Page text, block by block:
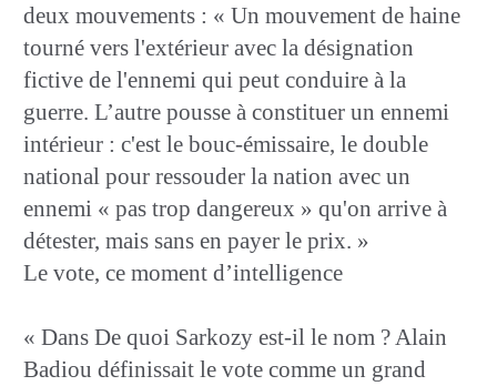
deux mouvements : « Un mouvement de haine
tourné vers l'extérieur avec la désignation
fictive de l'ennemi qui peut conduire à la
guerre. L’autre pousse à constituer un ennemi
intérieur : c'est le bouc-émissaire, le double
national pour ressouder la nation avec un
ennemi « pas trop dangereux » qu'on arrive à
détester, mais sans en payer le prix. »
Le vote, ce moment d’intelligence
« Dans De quoi Sarkozy est-il le nom ? Alain
Badiou définissait le vote comme un grand